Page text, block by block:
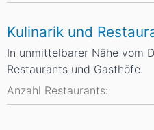
Kulinarik und
In unmittelbarer Nähe vom
Restaurants und Gasthöfe.
Anzahl Restaurants: